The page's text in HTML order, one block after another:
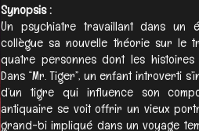
Synopsis :
Un psychiatre travaillant dans un
collègue sa nouvelle théorie sur le
quatre personnes dont les histoires
Dans “Mr. Tiger”, un enfant introverti
d’un tigre qui influence son
antiquaire se voit offrir un vieux
grand-bi impliqué dans un voyage